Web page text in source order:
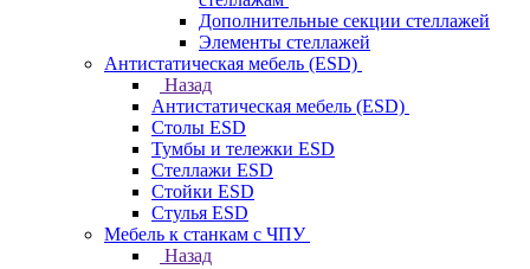
Дополнительные секции стеллажей
Элементы стеллажей
Антистатическая мебель (ESD)
Назад
Антистатическая мебель (ESD)
Столы ESD
Тумбы и тележки ESD
Стеллажи ESD
Стойки ESD
Стулья ESD
Мебель к станкам с ЧПУ
Назад